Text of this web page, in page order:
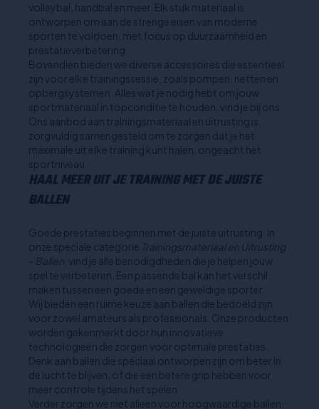
volleybal, handbal en meer. Elk stuk materiaal is
ontworpen om aan de strenge eisen van moderne
sporten te voldoen, met focus op duurzaamheid en
prestatieverbetering.
Bovendien bieden we diverse accessoires die essentieel
zijn voor elke trainingssessie, zoals pompen, netten en
opbergsystemen. Alles wat je nodig hebt om jouw
sportmateriaal in topconditie te houden, vind je bij ons.
Ons aanbod aan trainingsmateriaal en uitrusting is
zorgvuldig samengesteld om te zorgen dat je het
maximale uit elke training kunt halen, ongeacht het
sportniveau.
HAAL MEER UIT JE TRAINING MET DE JUISTE
BALLEN
Goede prestaties beginnen met de juiste uitrusting. In
onze speciale categorie Trainingsmateriaal en Uitrusting
- Ballen , vind je alle benodigdheden die je helpen jouw
spel te verbeteren. Een passende bal kan het verschil
maken tussen een goede en een geweldige sporter.
Wij bieden een ruime keuze aan ballen die bedoeld zijn
voor zowel amateurs als professionals. Onze producten
worden gekenmerkt door hun innovatieve
technologieën die zorgen voor optimale prestaties.
Denk aan ballen die speciaal ontworpen zijn om beter in
de lucht te blijven, of die een betere grip hebben voor
meer controle tijdens het spelen.
Verder zorgen we niet alleen voor hoogwaardige ballen,